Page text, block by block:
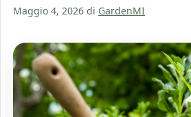
Maggio 4, 2026 di GardenMI